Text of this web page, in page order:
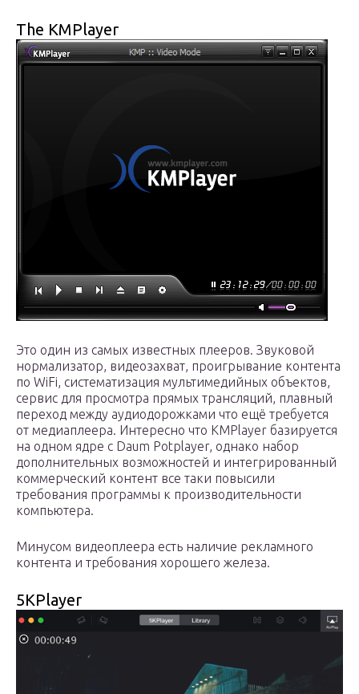
The KMPlayer
Это один из самых известных плееров. Звуковой
нормализатор, видеозахват, проигрывание контента
по WiFi, систематизация мультимедийных объектов,
сервис для просмотра прямых трансляций, плавный
переход между аудиодорожками что ещё требуется
от медиаплеера. Интересно что KMPlayer базируется
на одном ядре с Daum Potplayer, однако набор
дополнительных возможностей и интегрированный
коммерческий контент все таки повысили
требования программы к производительности
компьютера.
Минусом видеоплеера есть наличие рекламного
контента и требования хорошего железа.
5KPlayer